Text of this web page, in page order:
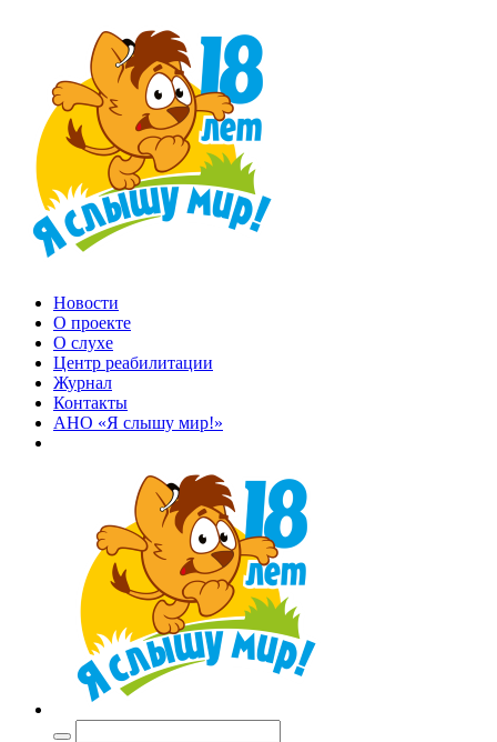
Новости
О проекте
О слухе
Центр реабилитации
Журнал
Контакты
АНО «Я слышу мир!»